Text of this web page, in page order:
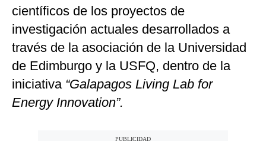
científicos de los proyectos de
investigación actuales desarrollados a
través de la asociación de la Universidad
de Edimburgo y la USFQ, dentro de la
iniciativa“Galapagos Living Lab for
Energy Innovation”.